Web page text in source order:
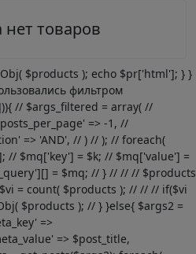
нет товаров
$products ); echo $pr['html']; } }
фильтром
// $args_filtered = array( //
=> -1, //
=> 'AND', // ) // ); // foreach(
// $mq['key'] = $k; // $mq['value'] =
= $mq; // } // // // $products
= count( $products ); // // // if($vi
$products ); // } }else{ $args2 =
=>
=> $post_title,